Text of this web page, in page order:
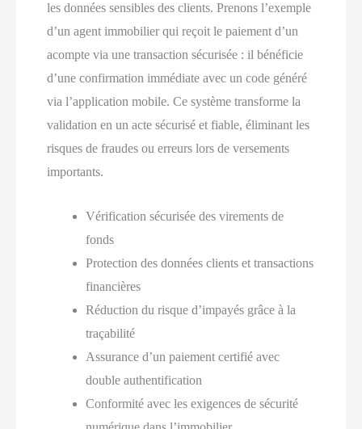
les données sensibles des clients. Prenons l’exemple
d’un agent immobilier qui reçoit le paiement d’un
acompte via une transaction sécurisée : il bénéficie
d’une confirmation immédiate avec un code généré
via l’application mobile. Ce système transforme la
validation en un acte sécurisé et fiable, éliminant les
risques de fraudes ou erreurs lors de versements
importants.
Vérification sécurisée des virements de
fonds
Protection des données clients et transactions
financières
Réduction du risque d’impayés grâce à la
traçabilité
Assurance d’un paiement certifié avec
double authentification
Conformité avec les exigences de sécurité